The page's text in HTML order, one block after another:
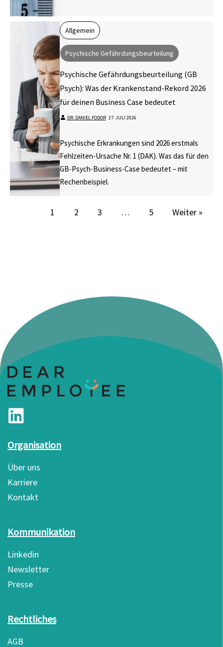
Allgemein
Psychische Gefährdungsbeurteilung
Psychische Gefährdungsbeurteilung (GB
Psych): Was der Krankenstand-Rekord 2026
für deinen Business Case bedeutet
DR. DANIEL FODOR⋅ 27. JULI 2026
Psychische Erkrankungen sind 2026 erstmals
Fehlzeiten-Ursache Nr. 1 (DAK). Was das für den
GB-Psych-Business-Case bedeutet – mit
Rechenbeispiel.
1 2 3 … 5 Weiter »
Organisation
Über uns
Karriere
Kontakt
Kommunikation
Linkedin
Newsletter
Presse
Rechtliches
AGB